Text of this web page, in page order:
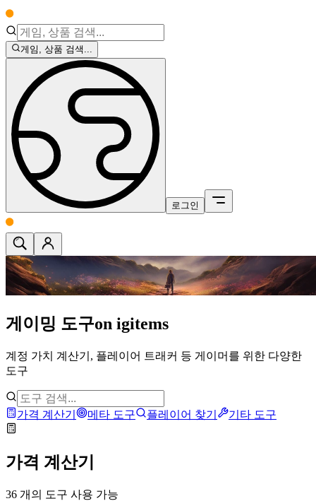
게임, 상품 검색...
로그인
게이밍 도구on igitems
계정 가치 계산기, 플레이어 트래커 등 게이머를 위한 다양한
도구
가격 계산기 메타 도구 플레이어 찾기 기타 도구
가격 계산기
36 개의 도구 사용 가능